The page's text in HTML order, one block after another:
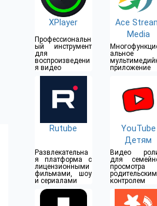
XPlayer
Профессиональн
ый инструмент
для
воспроизведени
я видео
Ace
Media
альное
приложение
Rutube
Развлекательна
я платформа с
лицензионными
фильмами, шоу
и сериалами
YouTube
Детям
Видео
для
родительским
контролем